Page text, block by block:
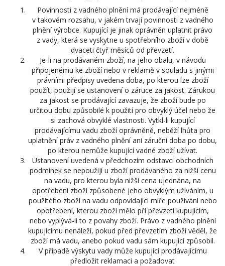
Povinnosti z vadného plnění má prodávající nejméně
v takovém rozsahu, v jakém trvají povinnosti z vadného
plnění výrobce. Kupující je jinak oprávněn uplatnit právo
z vady, která se vyskytne u spotřebního zboží v době
dvaceti čtyř měsíců od převzetí.
Je-li na prodávaném zboží, na jeho obalu, v návodu
připojenému ke zboží nebo v reklamě v souladu s jinými
právními předpisy uvedena doba, po kterou lze zboží
použít, použijí se ustanovení o záruce za jakost. Zárukou
za jakost se prodávající zavazuje, že zboží bude po
určitou dobu způsobilé k použití pro obvyklý účel nebo že
si zachová obvyklé vlastnosti. Vytkl-li kupující
prodávajícímu vadu zboží oprávněně, neběží lhůta pro
uplatnění práv z vadného plnění ani záruční doba po dobu,
po kterou nemůže kupující vadné zboží užívat.
Ustanovení uvedená v předchozím odstavci obchodních
podmínek se nepoužijí u zboží prodávaného za nižší cenu
na vadu, pro kterou byla nižší cena ujednána, na
opotřebení zboží způsobené jeho obvyklým užíváním, u
použitého zboží na vadu odpovídající míře používání nebo
opotřebení, kterou zboží mělo při převzetí kupujícím,
nebo vyplývá-li to z povahy zboží. Právo z vadného plnění
kupujícímu nenáleží, pokud před převzetím zboží věděl, že
zboží má vadu, anebo pokud vadu sám kupující způsobil.
V případě výskytu vady může kupující prodávajícímu
předložit reklamaci a požadovat